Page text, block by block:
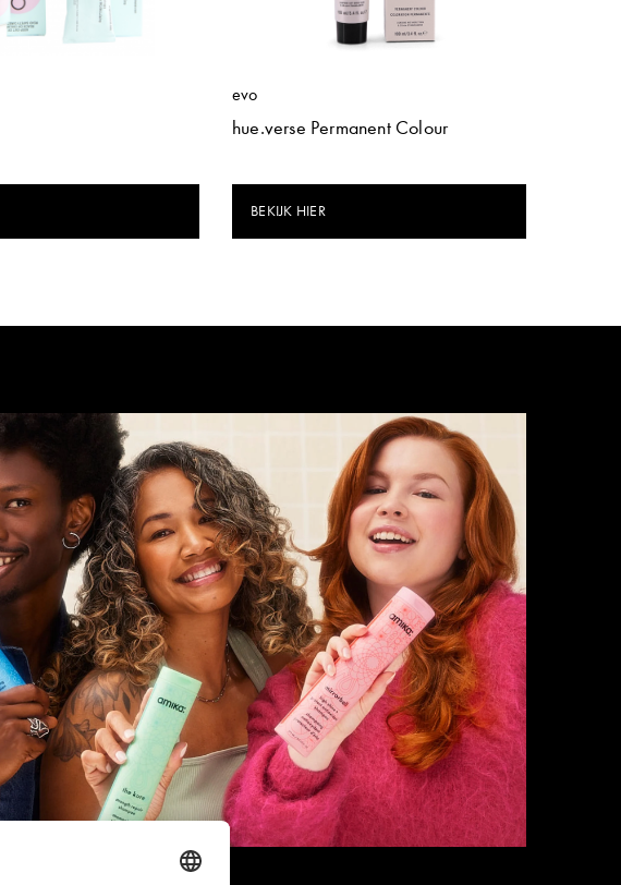
evo
hue.verse Permanent Colour
BEKIJK HIER